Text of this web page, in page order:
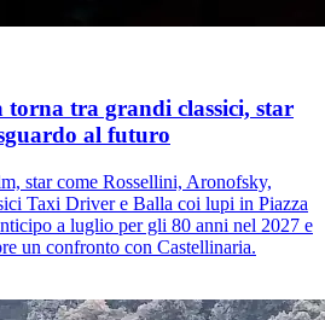
torna tra grandi classici, star
al futuro
star come Rossellini, Aronofsky,
Taxi Driver e Balla coi lupi in Piazza
a luglio per gli 80 anni nel 2027 e
un confronto con Castellinaria.